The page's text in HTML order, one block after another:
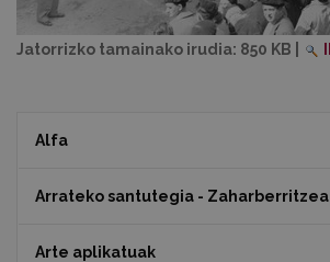
Jatorrizko tamainako irudia: 850 KB
Alfa
Arrateko santutegia - Zaharberritzea
Arte aplikatuak